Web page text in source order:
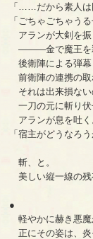
「……だから素人は
「ごちゃごちゃう
アランが大剣を振
―――金で魔王を殺
後衛陣による弾幕
前衛陣の連携の取
それは出来損ない
一刀の元に斬り伏
アランが息を吐く
「宿主がどうなろ
斬、と。
美しい縦一線の残
●
軽やかに赫き悪魔
正にその姿は、炎